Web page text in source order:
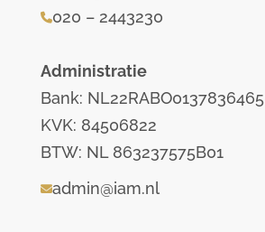
020 – 2443230
Administratie
Bank: NL22RABO0137836465
KVK: 84506822
BTW: NL 863237575B01
admin@iam.nl